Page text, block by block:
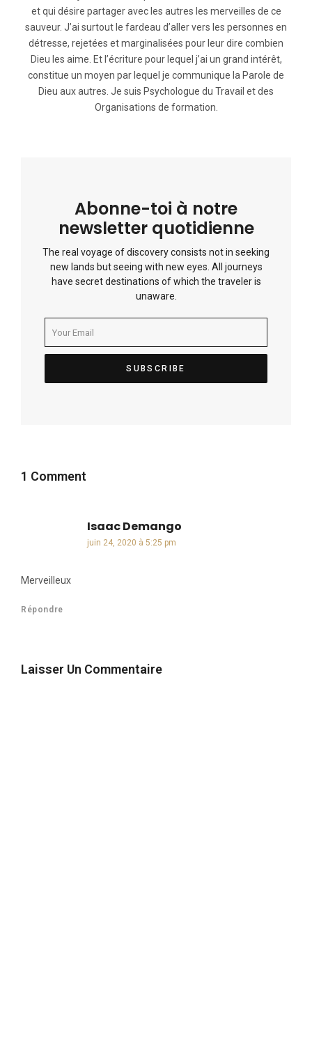
et qui désire partager avec les autres les merveilles de ce
sauveur. J’ai surtout le fardeau d’aller vers les personnes en
détresse, rejetées et marginalisées pour leur dire combien
Dieu les aime. Et l’écriture pour lequel j’ai un grand intérêt,
constitue un moyen par lequel je communique la Parole de
Dieu aux autres. Je suis Psychologue du Travail et des
Organisations de formation.
Abonne-toi à notre
newsletter quotidienne
The real voyage of discovery consists not in seeking
new lands but seeing with new eyes. All journeys
have secret destinations of which the traveler is
unaware.
1 Comment
Isaac Demango
juin 24, 2020 à 5:25 pm
Merveilleux
Répondre
Laisser Un Commentaire